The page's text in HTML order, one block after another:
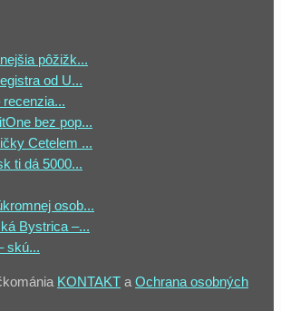
pôžižk...
od U...
bez pop...
Cetelem ...
ti dá 5000...
osob...
Bystrica –...
skú...
KONTAKT a Ochrana osobných